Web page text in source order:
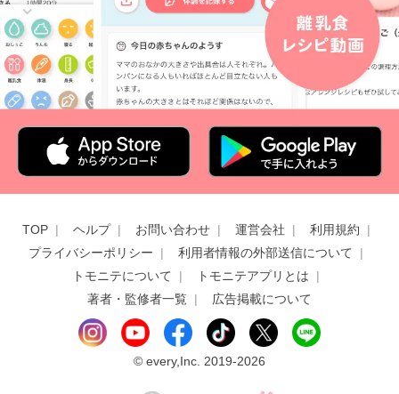
TOP ヘルプ お問い合わせ 運営会社
利用規約
プライバシーポリシー
利用者情報の外部送信について
トモニテについて
トモニテアプリとは
著者・監修者一覧
広告掲載について
© every,Inc. 2019-2026